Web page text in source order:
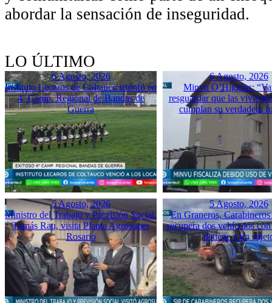
abordar la sensación de inseguridad.
LO ÚLTIMO
6 Agosto, 2026
Instituto Lecaros de Coltauco triunfó en
4º Camp. Regional de Bandas de
Guerra
6 Agosto, 2026
Minvu O’Higgins:
resguardar que las
cumplan su verdadera
5 Agosto, 2026
Ministro del Trabajo y Previsión Social,
Tomás Rau, visita Planta Agrosuper
Rosario
5 Agosto, 2026
En Graneros,
recupera dos vehículos
detiene a un